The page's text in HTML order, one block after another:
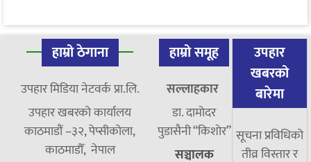
हाम्रो ठेगाना
उपहार मिडिया नेटवर्क प्रा.लि.
उपहार खबरको कार्यालय
काठमाडौं –३२, पेप्सीकोला,
काठमाडौँ, नेपाल
हाम्रो समूह
सल्लाहकार
डा. दामाेदर
पुडासैनी “किशाेर”
सञ्चालक
उपहार
खबरको
बारेमा
सूचना प्रविधिको
तीव्र विस्तार र